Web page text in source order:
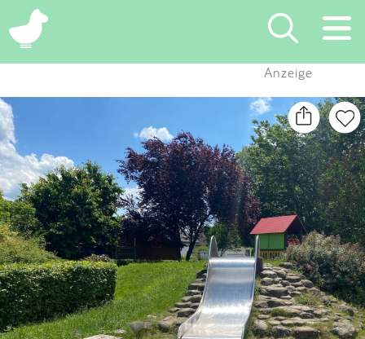
×
Suchen
Eintragen
App
Blog
Partner
Kontakt
Anzeige